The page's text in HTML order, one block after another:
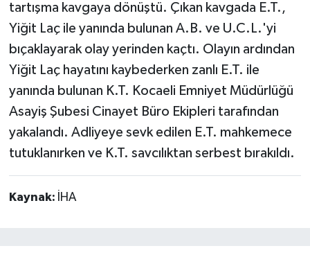
tartışma kavgaya dönüştü. Çıkan kavgada E.T.,
Yiğit Laç ile yanında bulunan A.B. ve U.C.L.'yi
bıçaklayarak olay yerinden kaçtı. Olayın ardından
Yiğit Laç hayatını kaybederken zanlı E.T. ile
yanında bulunan K.T. Kocaeli Emniyet Müdürlüğü
Asayiş Şubesi Cinayet Büro Ekipleri tarafından
yakalandı. Adliyeye sevk edilen E.T. mahkemece
tutuklanırken ve K.T. savcılıktan serbest bırakıldı.
Kaynak: İHA